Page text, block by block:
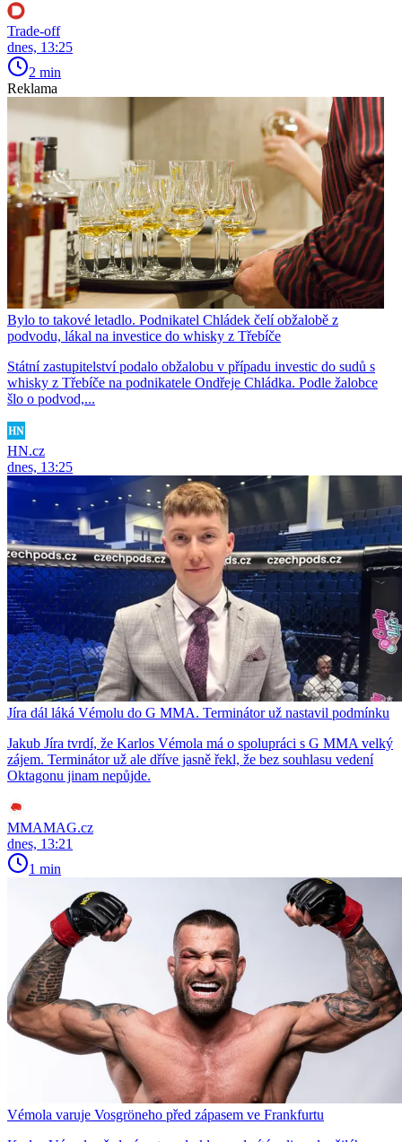
Trade-off
dnes, 13:25
2 min
Reklama
Bylo to takové letadlo. Podnikatel Chládek čelí obžalobě z
podvodu, lákal na investice do whisky z Třebíče
Státní zastupitelství podalo obžalobu v případu investic do sudů s
whisky z Třebíče na podnikatele Ondřeje Chládka. Podle žalobce
šlo o podvod,...
HN.cz
dnes, 13:25
Jíra dál láká Vémolu do G MMA. Terminátor už nastavil podmínku
Jakub Jíra tvrdí, že Karlos Vémola má o spolupráci s G MMA velký
zájem. Terminátor už ale dříve jasně řekl, že bez souhlasu vedení
Oktagonu jinam nepůjde.
MMAMAG.cz
dnes, 13:21
1 min
Vémola varuje Vosgröneho před zápasem ve Frankfurtu